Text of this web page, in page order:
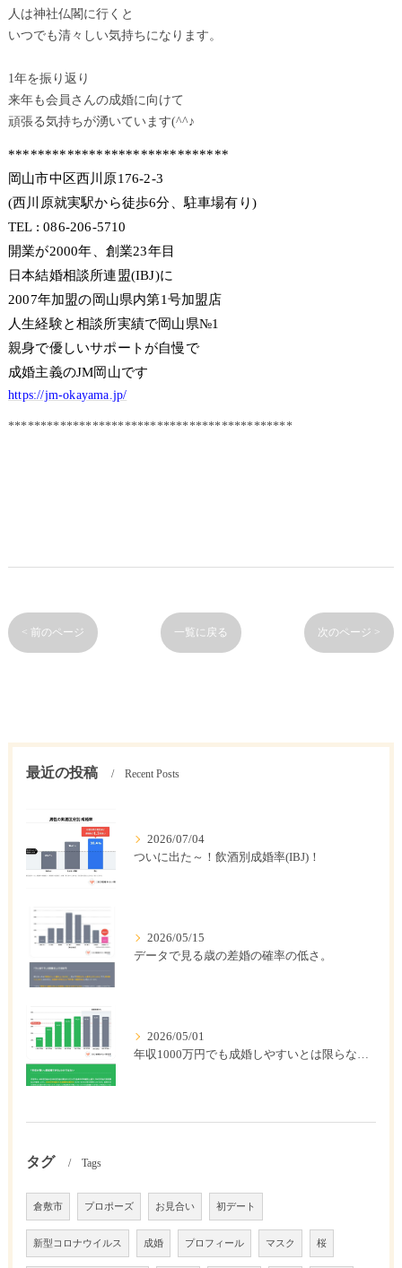
人は神社仏閣に行くと
いつでも清々しい気持ちになります。
1年を振り返り
来年も会員さんの成婚に向けて
頑張る気持ちが湧いています(^^♪
******************************
岡山市中区西川原176-2-3
(西川原就実駅から徒歩6分、駐車場有り)
TEL : 086-206-5710
開業が2000年、創業23年目
日本結婚相談所連盟(IBJ)に
2007年加盟の岡山県内第1号加盟店
人生経験と相談所実績で岡山県№1
親身で優しいサポートが自慢で
成婚主義のJM岡山です
https://jm-okayama.jp/
********************************************
< 前のページ 一覧に戻る 次のページ >
最近の投稿 Recent Posts
2026/07/04
ついに出た～！飲酒別成婚率(IBJ)！
2026/05/15
データで見る歳の差婚の確率の低さ。
2026/05/01
タグ Tags
倉敷市 プロポーズ お見合い 初デート
新型コロナウイルス 成婚 プロフィール マスク 桜